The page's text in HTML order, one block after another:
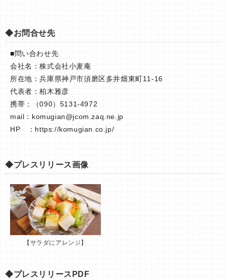
◆お問合せ先
■問い合わせ先
会社名：株式会社小麦庵
所在地：兵庫県神戸市須磨区多井畑東町11-16
代表者：柏木雅彦
携帯：（090）5131-4972
mail： komugian@jcom.zaq.ne.jp
HP ：https://komugian.co.jp/
◆プレスリリース画像
【サラダにアレンジ】
◆プレスリリースPDF